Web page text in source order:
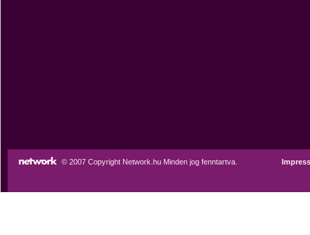
© 2007 Copyright Network.hu Minden jog fenntartva.